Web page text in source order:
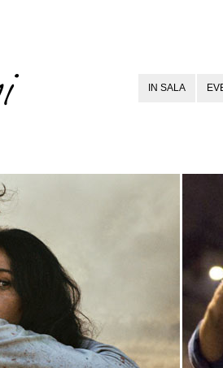
IN SALA